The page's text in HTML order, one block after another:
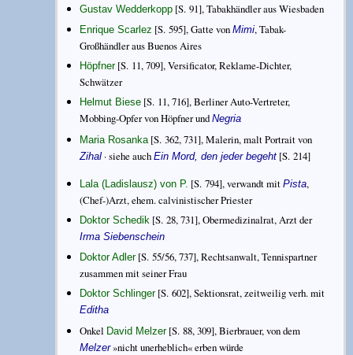
Gustav Wedderkopp [S. 91], Tabakhändler aus Wiesbaden
Enrique Scarlez [S. 595], Gatte vonMimi, Tabak-
Großhändler aus Buenos Aires
Höpfner[S. 11, 709], Versificator, Reklame-Dichter,
Schwätzer
Helmut Biese [S. 11, 716], Berliner Auto-Vertreter,
Mobbing-Opfer von Höpfner undNegria
Maria Rosanka [S. 362, 731], Malerin, malt Portrait von
Zihal · siehe auchEin Mord, den jeder begeht [S. 214]
Lala (Ladislausz) von P. [S. 794], verwandt mitPista,
(Chef-)Arzt, ehem. calvinistischer Priester
Doktor Schedik [S. 28, 731], Obermedizinalrat, Arzt der
Irma Siebenschein
Doktor Adler[S. 55/56, 737], Rechtsanwalt, Tennispartner
zusammen mit seiner Frau
Doktor Schlinger[S. 602], Sektionsrat, zeitweilig verh. mit
Editha
Onkel David Melzer[S. 88, 309], Bierbrauer, von dem
Melzer»nicht unerheblich« erben würde